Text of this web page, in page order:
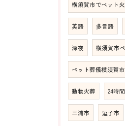
横須賀市でペット
英語 多言語
深夜 横須賀市
ペット葬儀横須賀市
動物火葬 24時
三浦市 逗子市